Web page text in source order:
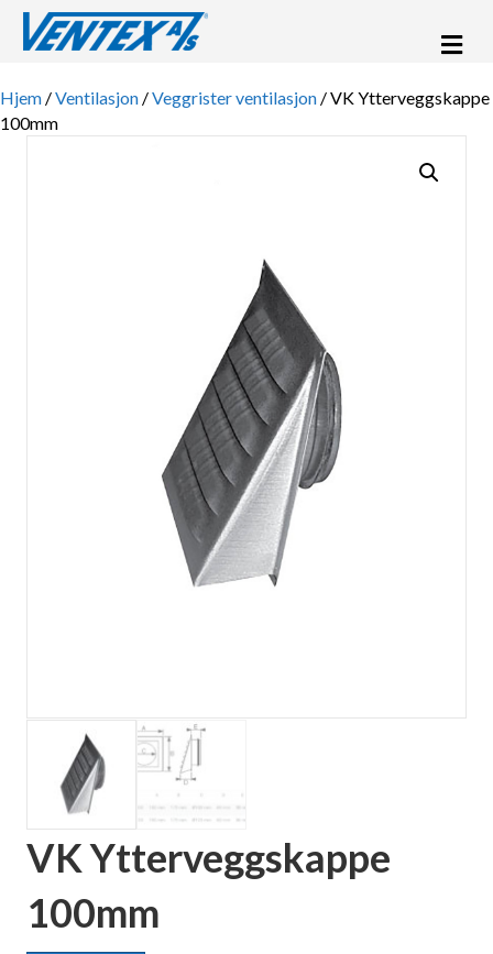
Hjem /Ventilasjon /Veggrister ventilasjon / VK Ytterveggskappe
100mm
VK Ytterveggskappe
100mm